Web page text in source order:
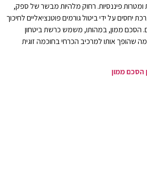
ומטרות פיננסיות. רחוק מלהיות מבשר של ספק,
יחסים על ידי ביטול גורמים פוטנציאליים לחיכוך
הסכם ממון, במהותו, משמש כרשת ביטחון
שהופך אותו למרכיב הכרחי בחוכמה זוגית
הסכם ממון